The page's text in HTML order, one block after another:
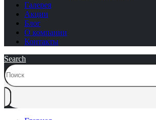
Галерея
Акции
Блог
О компании
Контакты
Search